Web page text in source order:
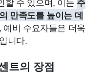
만족도를 높이는 데
예비 수요자들은 더욱
니다.
트의 장점